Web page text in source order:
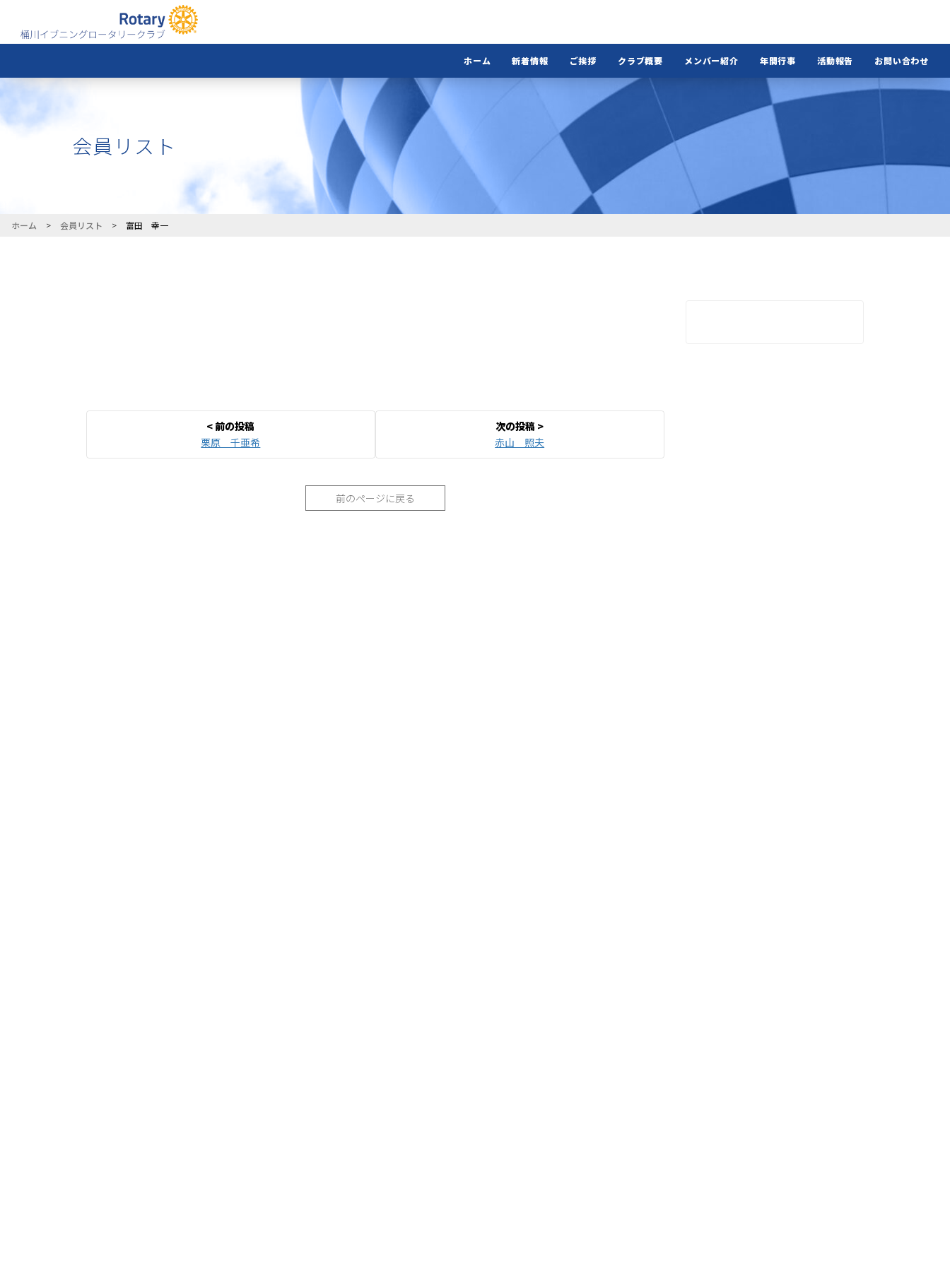
ホーム 新着情報 ご挨拶 クラブ概要 メンバー紹介 年間行事 活動報告 お問い合わせ
会員リスト
ホーム > 会員リスト > 富田 幸一
栗原 千亜希 赤山 照夫
前のページに戻る